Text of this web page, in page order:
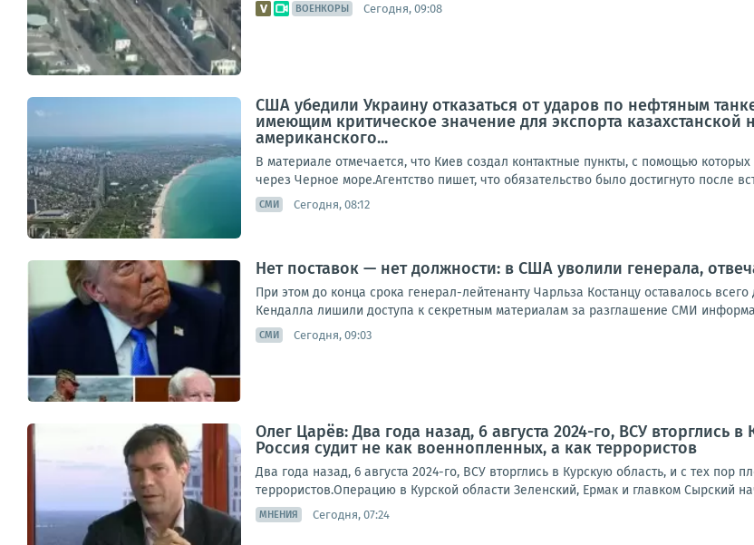
ВОЕНКОРЫ Сегодня, 09:08
США убедили Украину отказаться от ударов по нефтяным
имеющим критическое значение для экспорта
американского...
В материале отмечается, что Киев создал контактные пункты, с помощью
через Черное море.Агентство пишет, что обязательство было достигнуто после
СМИ Сегодня, 08:12
Нет поставок — нет должности: в США уволили генерала,
При этом до конца срока генерал-лейтенанту Чарльза Костанцу оставалось
Кендалла лишили доступа к секретным материалам за разглашение СМИ
СМИ Сегодня, 09:03
Олег Царёв: Два года назад, 6 августа 2024-го, ВСУ вторглись
Россия судит не как военнопленных, а как террористов
Два года назад, 6 августа 2024-го, ВСУ вторглись в Курскую область, и с тех
террористов.Операцию в Курской области Зеленский, Ермак и главком Сырский
МНЕНИЯ Сегодня, 07:24